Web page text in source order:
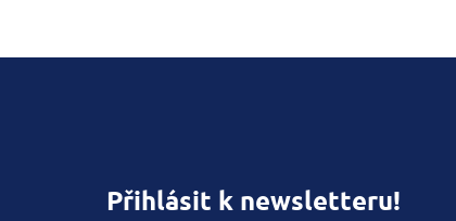
Přihlásit k newsletteru!